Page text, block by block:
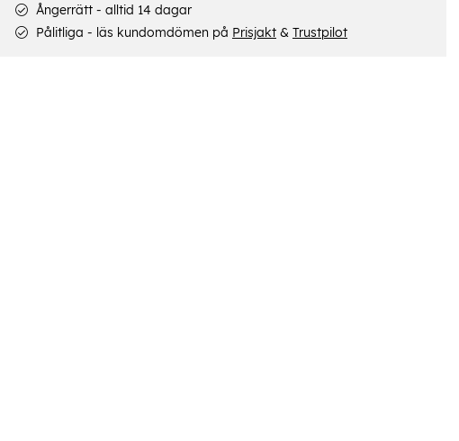
Ångerrätt - alltid 14 dagar
Pålitliga - läs kundomdömen på Prisjakt& Trustpilot